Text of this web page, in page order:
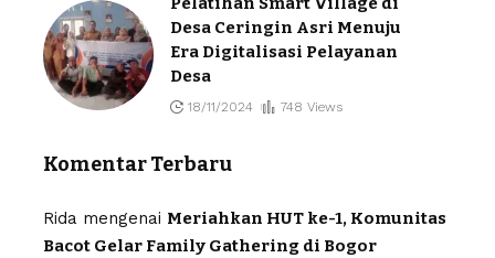
Desa Ceringin Asri Menuju
Era Digitalisasi Pelayanan
Desa
18/11/2024 748 Views
Komentar Terbaru
Rida mengenai Meriahkan HUT ke-1, Komunitas
Bacot Gelar Family Gathering di Bogor